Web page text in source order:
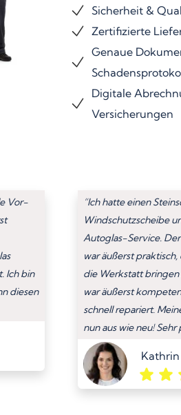
Sicherheit &
Zertifizierte
Genaue
Digitale
Versicherungen
Vor-
Ich bin
diesen
“Ich hatte einen
Windschutzscheibe
Autoglas-Service.
war äußerst
die Werkstatt
war äußerst
schnell repariert.
nun aus wie neu!
Kathrin